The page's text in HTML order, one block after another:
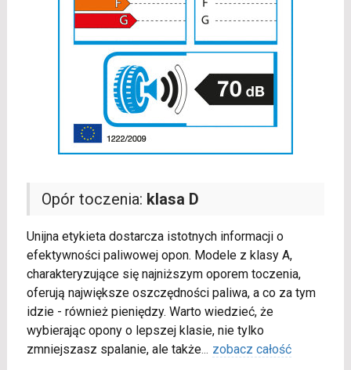
Opór toczenia: klasa D
Unijna etykieta dostarcza istotnych informacji o
efektywności paliwowej opon. Modele z klasy A,
charakteryzujące się najniższym oporem toczenia,
oferują największe oszczędności paliwa, a co za tym
idzie - również pieniędzy. Warto wiedzieć, że
wybierając opony o lepszej klasie, nie tylko
zmniejszasz spalanie, ale także... zobacz całość